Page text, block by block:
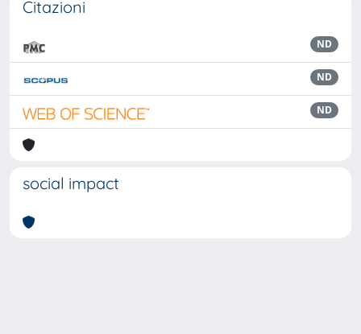
Citazioni
ND
ND
ND
social impact